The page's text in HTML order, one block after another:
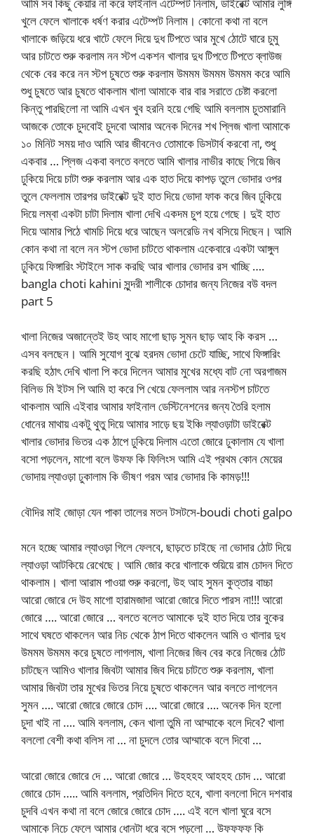
খুলে ফেলে খালাকে ধর্ষণ করার এটেম্পট নিলাম। কোনো কথা না বলে
খালাকে জড়িয়ে ধরে খাটে ফেলে দিয়ে দুধ টিপতে আর মুখে ঠোটে ঘারে চুমু
আর চাটতে শুরু করলাম নন স্টপ একশন খালার দুধ টিপতে টিপতে ব্লাউজ
থেকে বের করে নন স্টপ চুষতে শুরু করলাম উমমম উমমম উমমম করে আমি
শুধু চুষতে আর চুষতে থাকলাম খালা আমাকে বার বার সরাতে চেষ্টা করলো
কিন্তু পারছিলো না আমি এখন খুব হরনি হয়ে গেছি আমি বললাম চুতমারানি
আজকে তোকে চুদবোই চুদবো আমার অনেক দিনের শখ প্লিজ খালা আমাকে
১০ মিনিট সময় দাও আমি আর জীবনেও তোমাকে ডিসটার্ব করবো না, শুধু
একবার … প্লিজ একবা বলতে বলতে আমি খালার নাভীর কাছে গিয়ে জিব
ঢুকিয়ে দিয়ে চাটা শুরু করলাম আর এক হাত দিয়ে কাপড় তুলে ভোদার ওপর
তুলে ফেললাম তারপর ডাইরেক্ট দুই হাত দিয়ে ভোদা ফাক করে জিব ঢুকিয়ে
দিয়ে লম্বা একটা চাটা দিলাম খালা দেখি একদম চুপ হয়ে গেছে। দুই হাত
দিয়ে আমার পিঠে খামচি দিয়ে ধরে আছেন অলরেডি নখ বসিয়ে দিছেন। আমি
কোন কথা না বলে নন স্টপ ভোদা চাটতে থাকলাম একেবারে একটা আঙ্গুল
ঢুকিয়ে ফিঙ্গারিং স্টাইলে সাক করছি আর খালার ভোদার রস খাচ্ছি ….
bangla choti kahini সুন্দরী শালীকে চোদার জন্য নিজের বউ বদল
part 5
খালা নিজের অজান্তেই উহ আহ মাগো ছাড় সুমন ছাড় আহ কি করস …
এসব বলছেন। আমি সুযোগ বুঝে হরদম ভোদা চেটে যাচ্ছি, সাথে ফিঙ্গারিং
করছি হঠাৎ দেখি খালা পি করে দিলেন আমার মুখের মধ্যে বাট নো অরগাজম
বিলিভ মি ইটস পি আমি হা করে পি খেয়ে ফেললাম আর ননস্টপ চাটতে
থাকলাম আমি এইবার আমার ফাইনাল ডেস্টিনেশনের জন্য তৈরি হলাম
ধোনের মাথায় একটু থুতু দিয়ে আমার সাড়ে ছয় ইঞ্চি ল্যাওড়াটা ডাইরেক্ট
খালার ভোদার ভিতর এক ঠাপে ঢুকিয়ে দিলাম এতো জোরে ঢুকালাম যে খালা
বসো পড়লেন, মাগো বলে উফফ কি ফিলিংস আমি এই প্রথম কোন মেয়ের
ভোদায় ল্যাওড়া ঢুকালাম কি ভীষণ গরম আর ভোদার কি কামড়!!!
বৌদির মাই জোড়া যেন পাকা তালের মতন টসটসে-boudi choti galpo
মনে হচ্ছে আমার ল্যাওড়া গিলে ফেলবে, ছাড়তে চাইছে না ভোদার ঠোট দিয়ে
ল্যাওড়া আটকিয়ে রেখেছে। আমি জোর করে খালাকে শুয়িয়ে রাম চোদন দিতে
থাকলাম। খালা আরাম পাওয়া শুরু করলো, উহ আহ সুমন কুত্তার বাচ্চা
আরো জোরে দে উহ মাগো হারামজাদা আরো জোরে দিতে পারস না!!! আরো
জোরে …. আরো জোরে … বলতে বলেত আমাকে দুই হাত দিয়ে তার বুকের
সাথে ঘষতে থাকলেন আর নিচ থেকে ঠাপ দিতে থাকলেন আমি ও খালার দুধ
উমমম উমমম করে চুষতে লাগলাম, খালা নিজের জিব বের করে নিজের ঠোট
চাটছেন আমিও খালার জিবটা আমার জিব দিয়ে চাটতে শুরু করলাম, খালা
আমার জিবটা তার মুখের ভিতর নিয়ে চুষতে থাকলেন আর বলতে লাগলেন
সুমন …. আরো জোরে জোরে চোদ …. আরো জোরে …. অনেক দিন হলো
চুদা খাই না …. আমি বললাম, কেন খালা তুমি না আম্মাকে বলে দিবে? খালা
বললো বেশী কথা বলিস না … না চুদলে তোর আম্মাকে বলে দিবো …
আরো জোরে জোরে দে … আরো জোরে … উহহহহ আহহহ চোদ … আরো
জোরে চোদ ….. আমি বললাম, প্রতিদিন দিতে হবে, খালা বললো দিনে দশবার
চুদবি এখন কথা না বলে জোরে জোরে চোদ …. এই বলে খালা ঘুরে বসে
আমাকে নিচে ফেলে আমার ধোনটা ধরে বসে পড়লো … উফফফফ কি